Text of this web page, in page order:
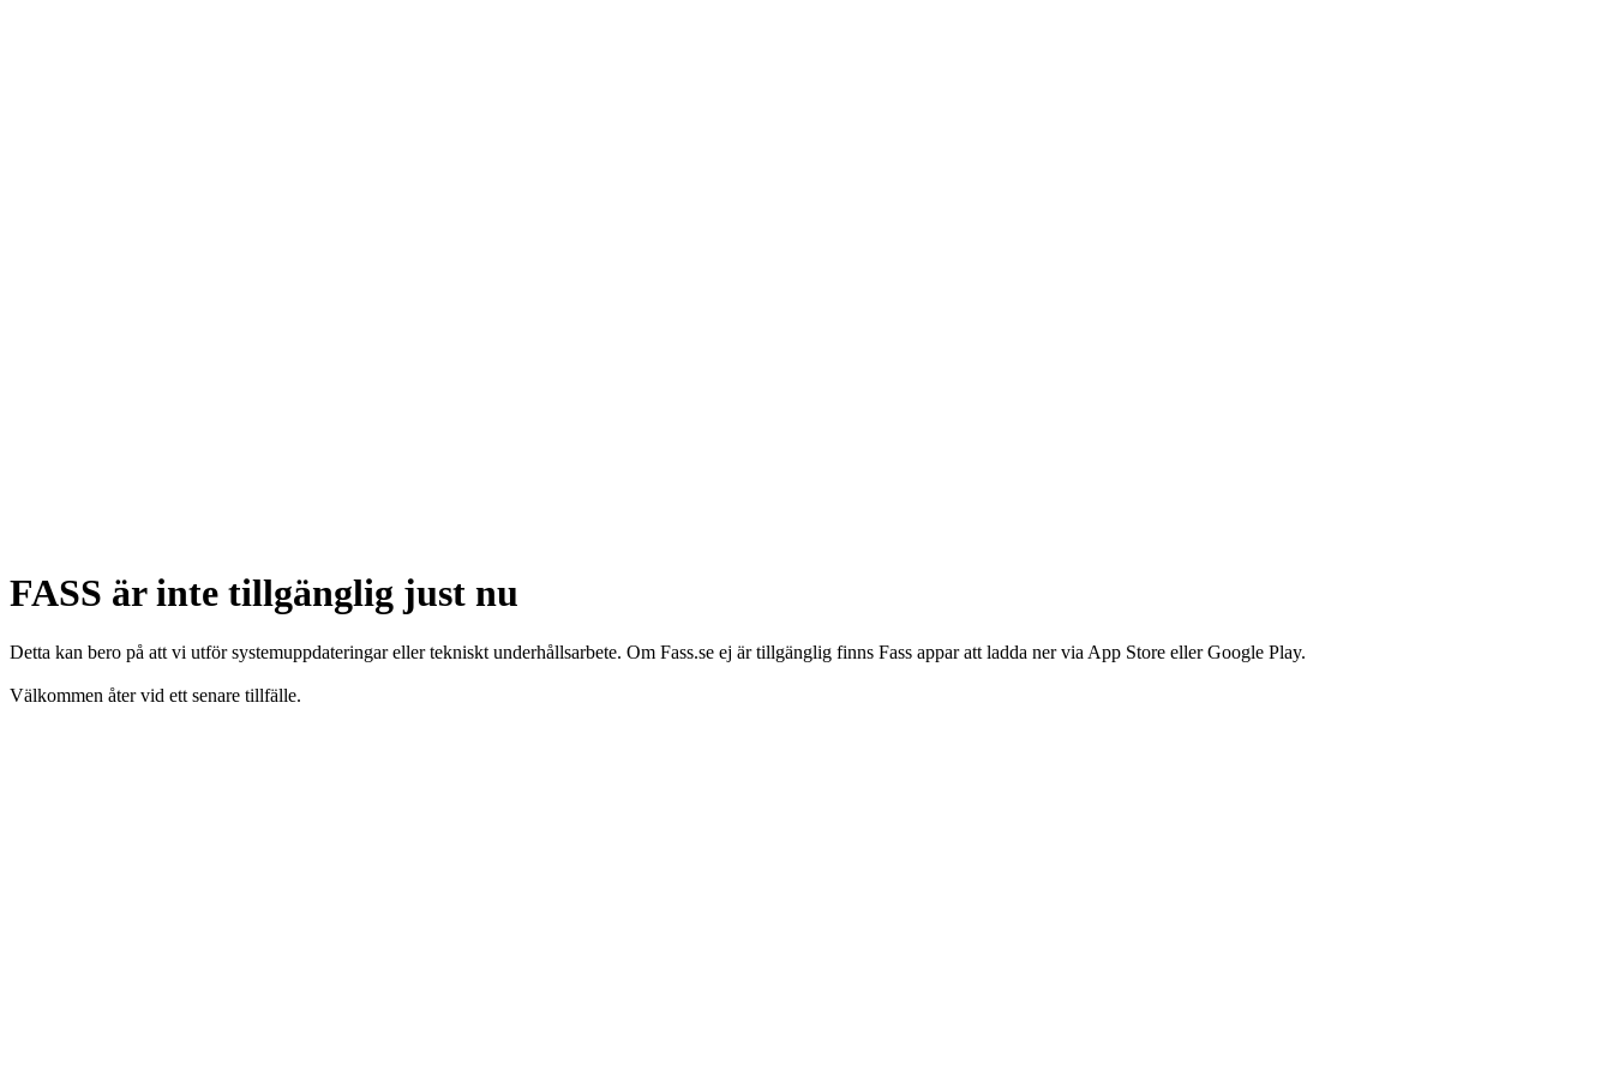
FASS är inte tillgänglig just nu
Detta kan bero på att vi utför systemuppdateringar eller tekniskt underhållsarbete. Om Fass.se ej är tillgänglig finns Fass appar att ladda ner via App Store eller Google Play.
Välkommen åter vid ett senare tillfälle.